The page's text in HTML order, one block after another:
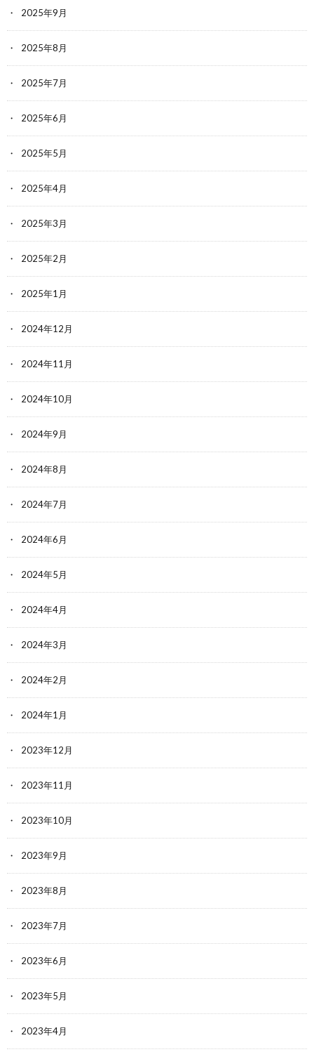
2025年9月
2025年8月
2025年7月
2025年6月
2025年5月
2025年4月
2025年3月
2025年2月
2025年1月
2024年12月
2024年11月
2024年10月
2024年9月
2024年8月
2024年7月
2024年6月
2024年5月
2024年4月
2024年3月
2024年2月
2024年1月
2023年12月
2023年11月
2023年10月
2023年9月
2023年8月
2023年7月
2023年6月
2023年5月
2023年4月